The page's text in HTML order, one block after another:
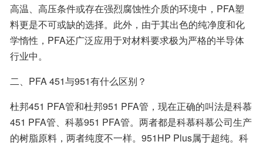
高温、高压条件或存在强烈腐蚀性介质的环境中，PFA塑
料更是不可或缺的选择。此外，由于其出色的纯净度和化
学惰性，PFA还广泛应用于对材料要求极为严格的半导体
行业中。
二、PFA 451与951有什么区别？
杜邦451 PFA管和杜邦951 PFA管，现在正确的叫法是科慕
451 PFA管、科慕951 PFA管。两者都是科慕科慕公司生产
的树脂原料，两者纯度不一样。951HP Plus属于超纯。科